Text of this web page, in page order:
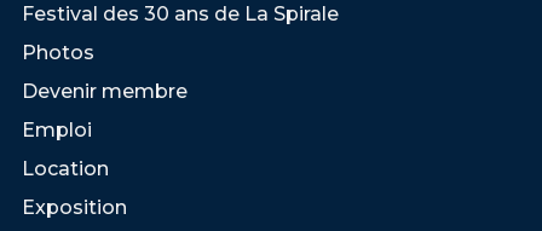
Festival des 30 ans de La Spirale
Photos
Devenir membre
Emploi
Location
Exposition